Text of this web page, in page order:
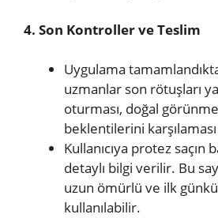
4. Son Kontroller ve Teslim
Uygulama
uzmanlar son rötuşları
oturması, doğal
beklentilerini karşılaması
Kullanıcıya protez saçın
detaylı bilgi verilir. Bu
uzun ömürlü ve ilk
kullanılabilir.